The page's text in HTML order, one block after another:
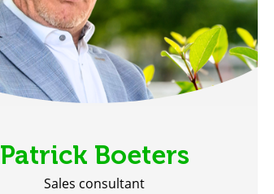
Patrick Boeters
Sales consultant